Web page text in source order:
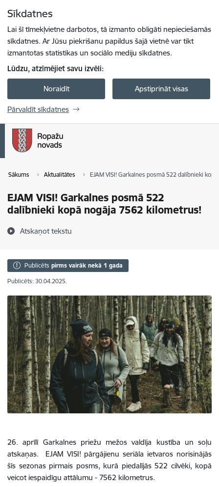
Sīkdatnes
Lai šī tīmekļvietne darbotos, tā izmanto obligāti nepieciešamās
sīkdatnes. Ar Jūsu piekrišanu papildus šajā vietnē var tikt
izmantotas statistikas un sociālo mediju sīkdatnes.
Lūdzu, atzīmējiet savu izvēli:
Noraidīt Apstiprināt visas
Pārvaldīt sīkdatnes
Sākums Aktualitātes EJAM VISI! Garkalnes posmā 522 dalībnieki
EJAM VISI! Garkalnes posmā 522
dalībnieki kopā nogāja 7562 kilometrus!
Atskaņot tekstu
Publicēts pirms vairāk nekā 1 gada
Publicēts: 30.04.2025.
26. aprīlī Garkalnes priežu mežos valdīja kustība un soļu
atskaņas. EJAM VISI! pārgājienu seriāla ietvaros norisinājās
šīs sezonas pirmais posms, kurā piedalījās 522 cilvēki, kopā
veicot iespaidīgu attālumu - 7562 kilometrus.